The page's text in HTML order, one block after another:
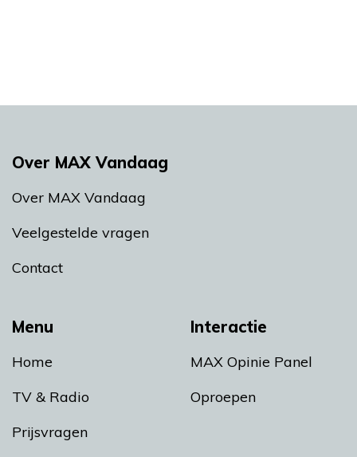
Menu
Home
TV & Radio
Prijsvragen
Interactie
MAX Opinie Panel
Oproepen
Over MAX Vandaag
Over MAX Vandaag
Veelgestelde vragen
Contact